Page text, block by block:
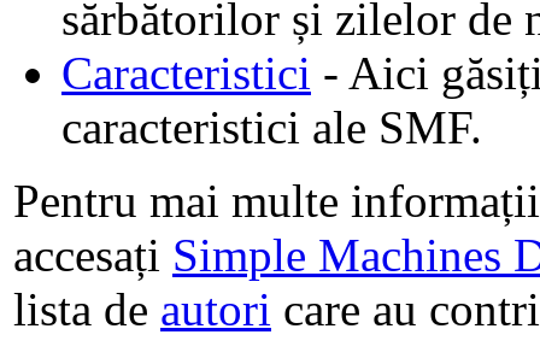
sărbătorilor și zilelor de
Caracteristici - Aici
caracteristici ale SMF.
Pentru mai multe
accesați Simple Machines
lista de autori care au